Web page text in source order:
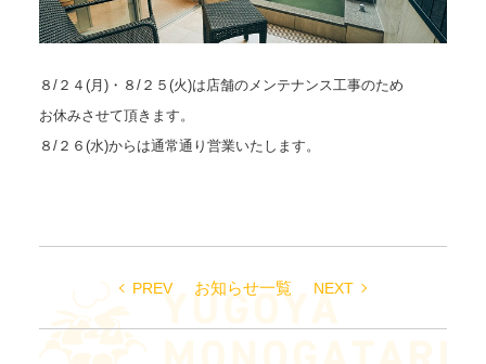
８/２４(月)・８/２５(火)は店舗のメンテナンス工事のため
お休みさせて頂きます。
８/２６(水)からは通常通り営業いたします。
PREV お知らせ一覧 NEXT